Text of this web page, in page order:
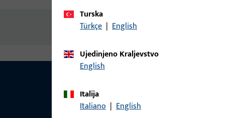
Nema dostupnog sadržaja
Turska
Türkçe | English
Ujedinjeno Kraljevstvo
English
Italija
Italiano | English